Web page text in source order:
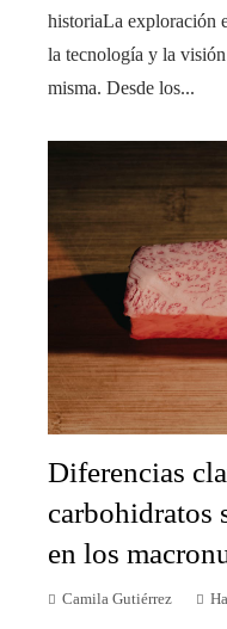
historiaLa exploración
la tecnología y la
misma. Desde los...
Diferencias
carbohidratos
en los
Camila Gutiérrez